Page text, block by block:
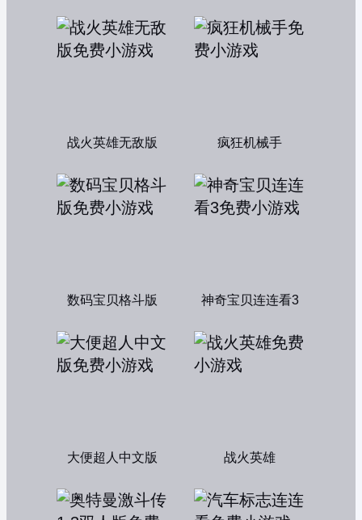
战火英雄无敌版 疯狂机械手
数码宝贝格斗版 神奇宝贝连连看3
大便超人中文版 战火英雄